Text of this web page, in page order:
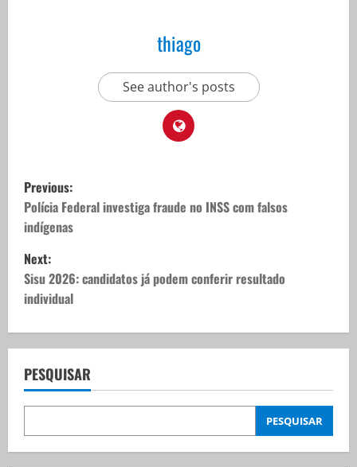
thiago
See author's posts
P
o
s
t
n
a
v
i
g
Previous:
Polícia Federal investiga fraude no INSS com falsos
indígenas
Next:
Sisu 2026: candidatos já podem conferir resultado
individual
PESQUISAR
PESQUISAR